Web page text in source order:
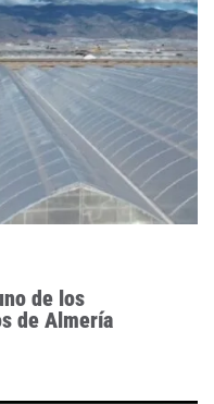
de los
de Almería